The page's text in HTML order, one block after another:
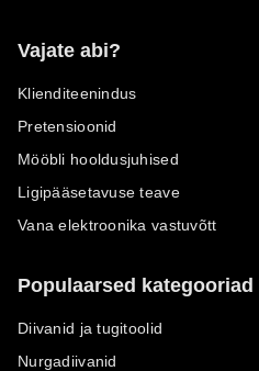
Vajate abi?
Klienditeenindus
Pretensioonid
Mööbli hooldusjuhised
Ligipääsetavuse teave
Vana elektroonika vastuvõtt
Populaarsed kategooriad
Diivanid ja tugitoolid
Nurgadiivanid